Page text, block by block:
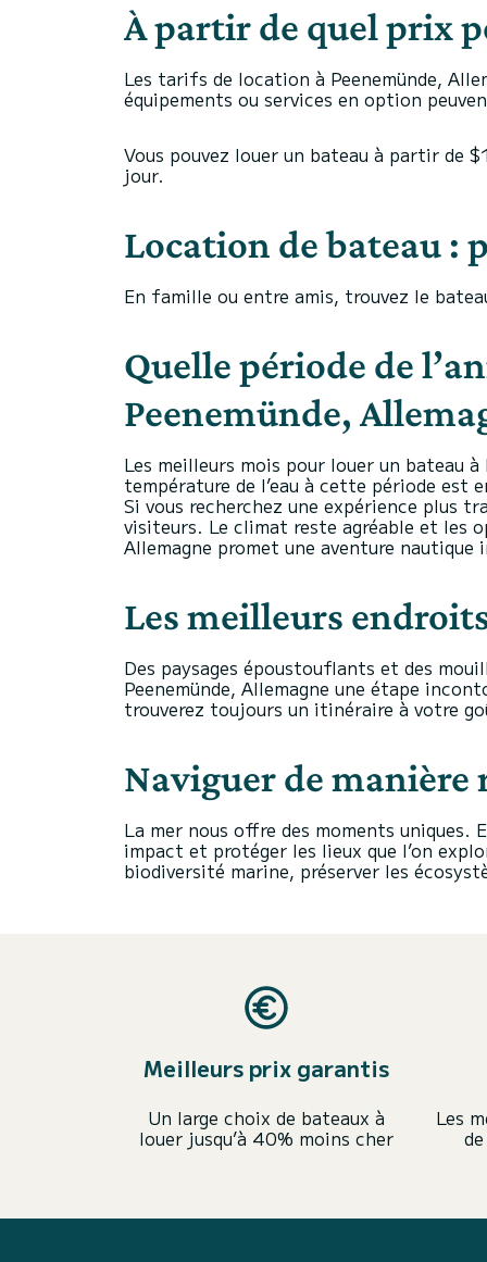
À partir de quel prix
Les tarifs de location à Peenemünde,
équipements ou services en option
Vous pouvez louer un bateau à partir de
jour.
Location de bateau :
En famille ou entre amis, trouvez le
Quelle période de
Peenemünde,
Les meilleurs mois pour louer un bateau
température de l’eau à cette période est
Si vous recherchez une expérience plus
visiteurs. Le climat reste agréable et les
Allemagne promet une aventure nautique
Les meilleurs
Des paysages époustouflants et des
Peenemünde, Allemagne une étape
trouverez toujours un itinéraire à votre
Naviguer de manière
La mer nous offre des moments uniques.
impact et protéger les lieux que l’on
biodiversité marine, préserver les
Meilleurs prix garantis
Un large choix de bateaux à
louer jusqu’à 40% moins cher
Les